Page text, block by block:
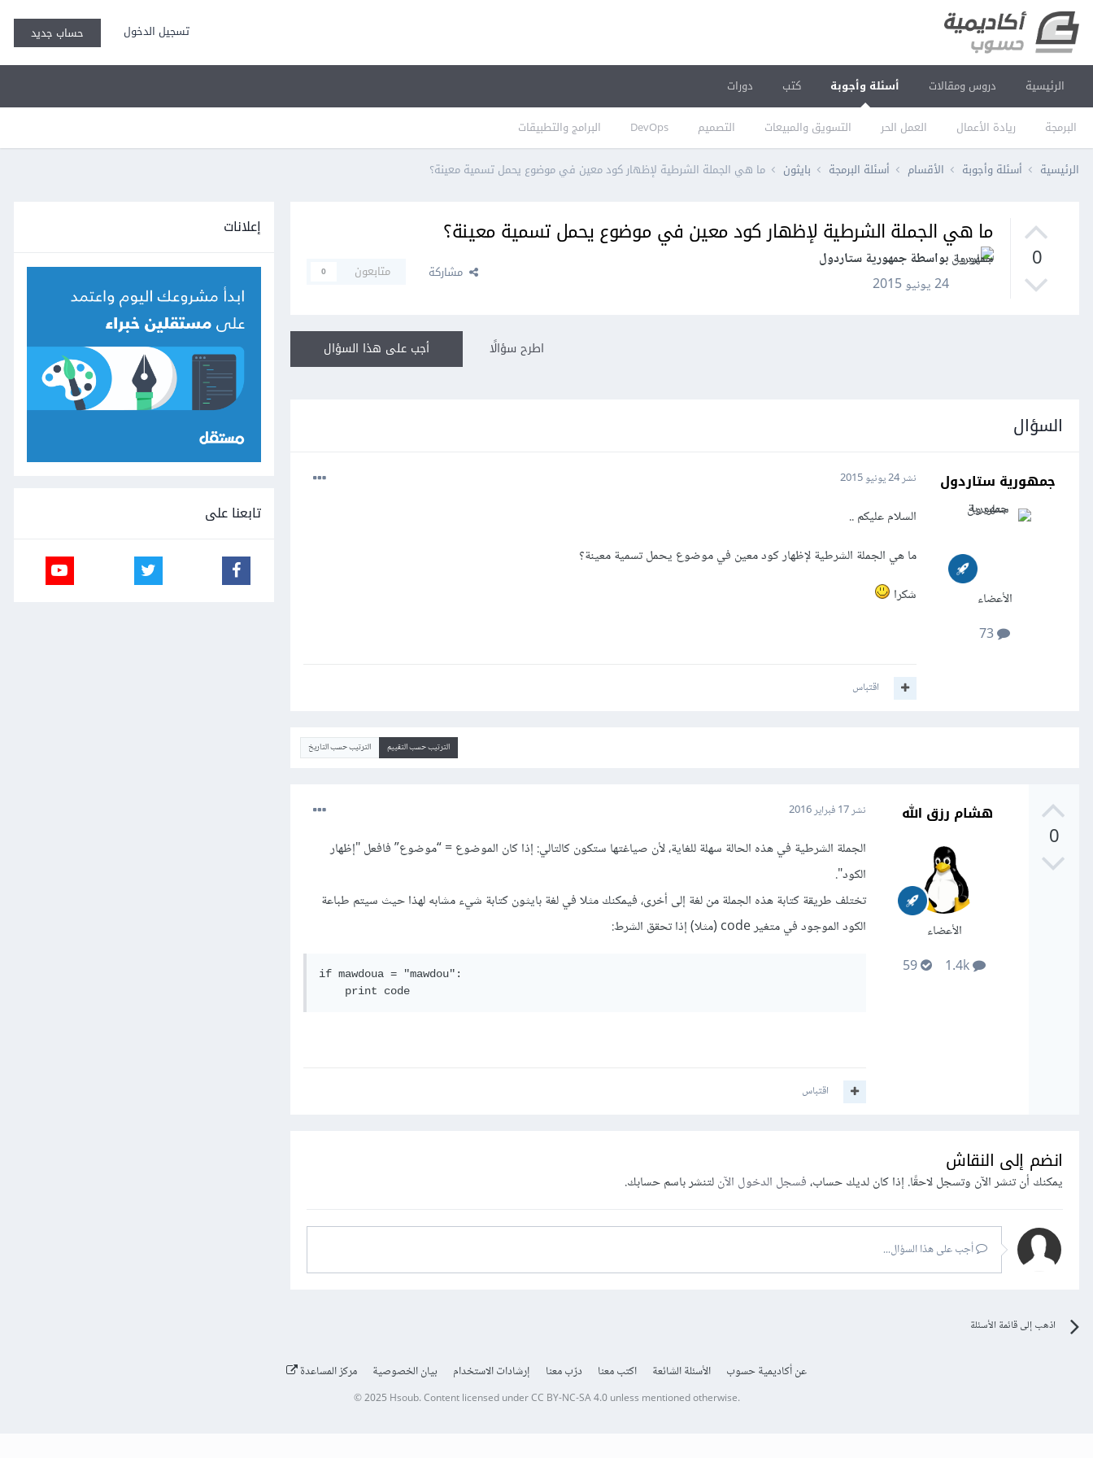
تسجيل الدخول حساب جديد
الرئيسية دروس ومقالات أسئلة وأجوبة
البرمجة ريادة الأعمال العمل الحر التسويق والمبيعات التصميم DevOps البرامج والتطبيقات
كتب دورات
الرئيسية أسئلة وأجوبة الأقسام أسئلة البرمجة بايثون ما هي الجملة الشرطية لإظهار كود معين في موضوع يحمل تسمية معينة؟
0
ما هي الجملة الشرطية لإظهار كود معين في موضوع يحمل تسمية معينة؟
بواسطة جمهورية ستاردول
24 يونيو 2015
مشاركة متابعون 0
أجب على هذا السؤال اطرح سؤالًا
السؤال
جمهورية ستاردول
الأعضاء
نشر24 يونيو 2015
السلام عليكم ..
ما هي الجملة الشرطية لإظهار كود معين في موضوع يحمل تسمية معينة؟
شكرا
اقتباس
الترتيب حسب التقييم الترتيب حسب التاريخ
0
هشام رزق الله
الأعضاء
نشر17 فبراير 2016
الجملة الشرطية في هذه الحالة سهلة للغاية، لأن صياغتها ستكون كالتالي: إذا كان الموضوع = “موضوع” فافعل "إظهار
الكود".
تختلف طريقة كتابة هذه الجملة من لغة إلى أخرى، فيمكنك مثلا في لغة بايثون كتابة شيء مشابه لهذا حيث سيتم طباعة
الكود الموجود في متغير code (مثلا) إذا تحقق الشرط:
if mawdoua = "mawdou":
    print code
اقتباس
انضم إلى النقاش
يمكنك أن تنشر الآن وتسجل لاحقًا. إذا كان لديك حساب،فسجل الدخول الآنلتنشر باسم حسابك.
أجب على هذا السؤال...
اذهب إلى قائمة الأسئلة
إعلانات
تابعنا على
عن أكاديمية حسوب الأسئلة الشائعة اكتب معنا درّب معنا إرشادات الاستخدام بيان الخصوصية مركز المساعدة
© 2025 Hsoub.Content licensed underCC BY-NC-SA 4.0unless mentioned otherwise.